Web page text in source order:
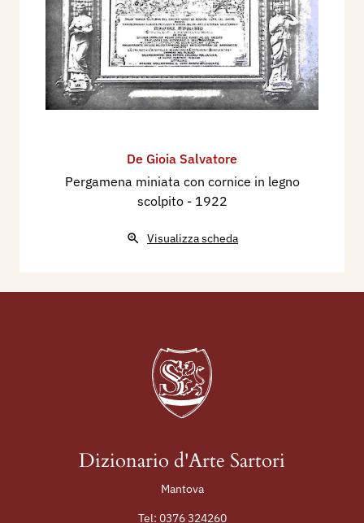
De Gioia Salvatore
Pergamena miniata con cornice in legno
scolpito - 1922
Visualizza scheda
Dizionario d'Arte Sartori
Mantova
Tel: 0376 324260